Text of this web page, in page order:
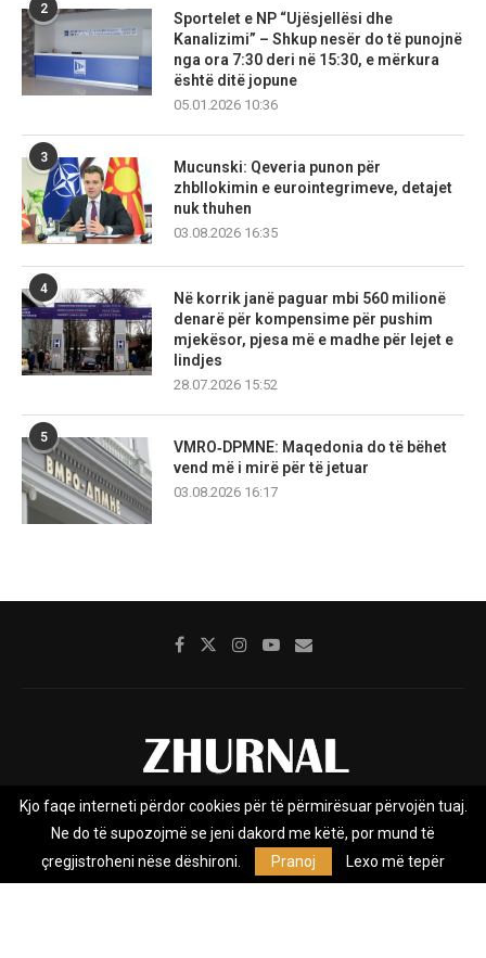
2
Sportelet e NP “Ujësjellësi dhe
Kanalizimi” – Shkup nesër do të punojnë
nga ora 7:30 deri në 15:30, e mërkura
është ditë jopune
05.01.2026 10:36
3
Mucunski: Qeveria punon për
zhbllokimin e eurointegrimeve, detajet
nuk thuhen
03.08.2026 16:35
4
Në korrik janë paguar mbi 560 milionë
denarë për kompensime për pushim
mjekësor, pjesa më e madhe për lejet e
lindjes
28.07.2026 15:52
5
VMRO‑DPMNE: Maqedonia do të bëhet
vend më i mirë për të jetuar
03.08.2026 16:17
Rreth nesh Impresumi Marketing
Privacy Policy
Zhurnal.mk është Agjenci e Lajmeve e pavarur, e themeluar në vitin
Kjo faqe interneti përdor cookies për të përmirësuar përvojën tuaj.
Ne do të supozojmë se jeni dakord me këtë, por mund të
çregjistroheni nëse dëshironi.
Pranoj Lexo më tepër